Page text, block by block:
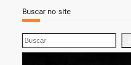
Buscar no site
S
e